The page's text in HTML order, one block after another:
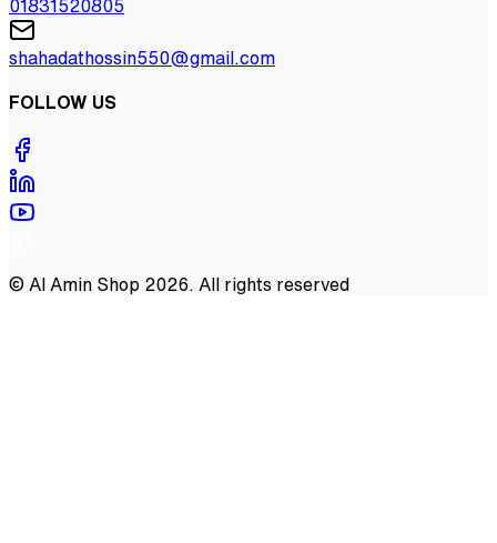
01831520805
shahadathossin550@gmail.com
FOLLOW US
© Al Amin Shop 2026 . All rights reserved